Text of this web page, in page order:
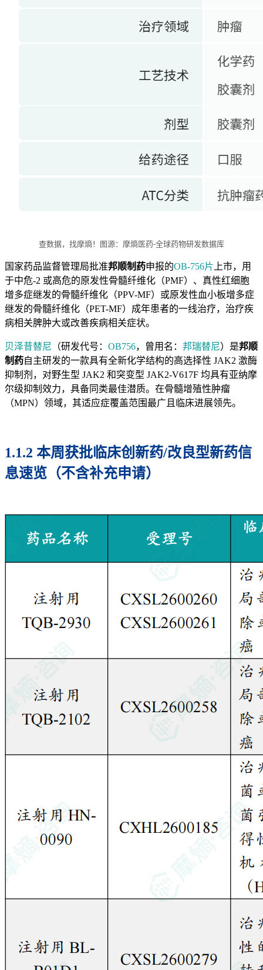
查数据，找摩熵！图源：摩熵医药-全球药物研发数据库
国家药品监督管理局批准邦顺制药申报的OB-756片 上市，用
于中危-2 或高危的原发性骨髓纤维化（PMF）、真性红细胞
增多症继发的骨髓纤维化（PPV-MF）或原发性血小板增多症
继发的骨髓纤维化（PET-MF）成年患者的一线治疗，治疗疾
病相关脾肿大或改善疾病相关症状。
贝泽昔替尼 （研发代号： OB756，曾用名： 邦瑞替尼）是邦顺
制药自主研发的一款具有全新化学结构的高选择性 JAK2 激酶
抑制剂，对野生型 JAK2 和突变型 JAK2-V617F 均具有亚纳摩
尔级抑制效力，具备同类最佳潜质。在骨髓增殖性肿瘤
（MPN）领域，其适应症覆盖范围最广且临床进展领先。
1.1.2 本周获批临床创新药/改良型新药信
息速览（不含补充申请）